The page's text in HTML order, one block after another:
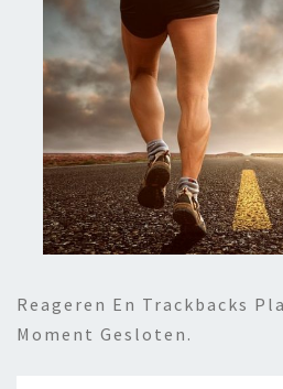
Reageren En Trackbacks
Moment Gesloten.